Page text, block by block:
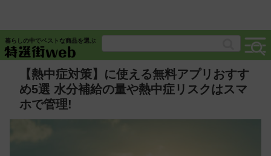
暮らしの中でベストな商品を選ぶ
【熱中症対策】に使える無料アプリおすす
め5選 水分補給の量や熱中症リスクはスマ
ホで管理!